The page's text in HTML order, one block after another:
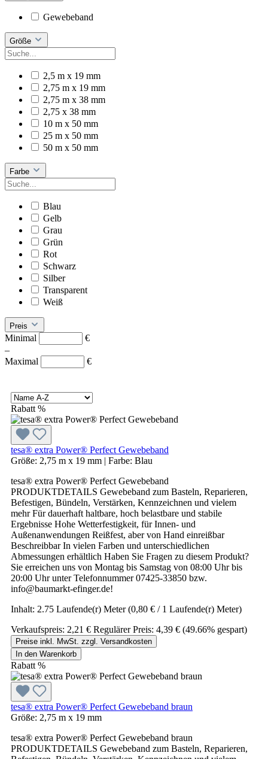
Gewebeband
Größe
2,5 m x 19 mm
2,75 m x 19 mm
2,75 m x 38 mm
2,75 x 38 mm
10 m x 50 mm
25 m x 50 mm
50 m x 50 mm
Farbe
Blau
Gelb
Grau
Grün
Rot
Schwarz
Silber
Transparent
Weiß
Preis
Minimal
€
–
Maximal
€
Rabatt %
tesa® extra Power® Perfect Gewebeband
Größe: 2,75 m x 19 mm | Farbe: Blau
tesa® extra Power® Perfect Gewebeband
PRODUKTDETAILS Gewebeband zum Basteln, Reparieren,
Befestigen, Bündeln, Verstärken, Kennzeichnen und vielem
mehr Für dauerhaft haltbare, hoch belastbare und stabile
Ergebnisse Hohe Wetterfestigkeit, für Innen- und
Außenanwendungen Reißfest, aber von Hand einreißbar
Beschreibbar In vielen Farben und unterschiedlichen
Abmessungen erhältlich Haben Sie Fragen zu diesem Produkt?
Sie erreichen uns von Montag bis Samstag von 08:00 Uhr bis
20:00 Uhr unter Telefonnummer 07425-33850 bzw.
info@baumarkt-efinger.de!
Inhalt: 2.75 Laufende(r) Meter(0,80 € / 1 Laufende(r) Meter)
Verkaufspreis: 2,21 € Regulärer Preis: 4,39 € (49.66% gespart)
Preise inkl. MwSt. zzgl. Versandkosten
In den Warenkorb
Rabatt %
tesa® extra Power® Perfect Gewebeband braun
Größe: 2,75 m x 19 mm
tesa® extra Power® Perfect Gewebeband braun
PRODUKTDETAILS Gewebeband zum Basteln, Reparieren,